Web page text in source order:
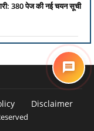
380 पेज की नई चयन सूची
Disclaimer